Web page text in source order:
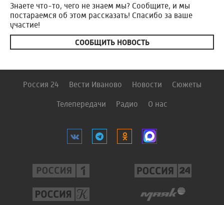
Знаете что-то, чего не знаем мы? Сообщите, и мы
постараемся об этом рассказать! Спасибо за ваше
участие!
СООБЩИТЬ НОВОСТЬ
Россия 24 Вести Иваново Новости Сюжеты
Телепередачи Радио О нас